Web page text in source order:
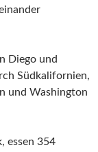
Diego und
Südkalifornien,
und Washington
essen 354